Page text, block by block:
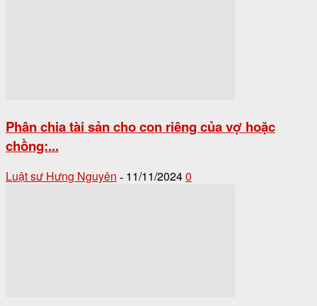
Phân chia tài sản cho con riêng của vợ hoặc
chồng:...
Luật sư Hưng Nguyên - 11/11/20240